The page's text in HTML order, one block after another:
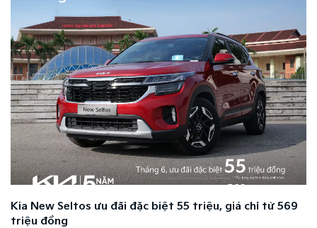
Kia New Seltos ưu đãi đặc biệt 55 triệu, giá chỉ từ 569
triệu đồng